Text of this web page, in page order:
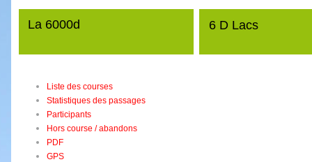
La 6000d 6 D Lacs
Liste des courses
Statistiques des passages
Participants
Hors course / abandons
PDF
GPS